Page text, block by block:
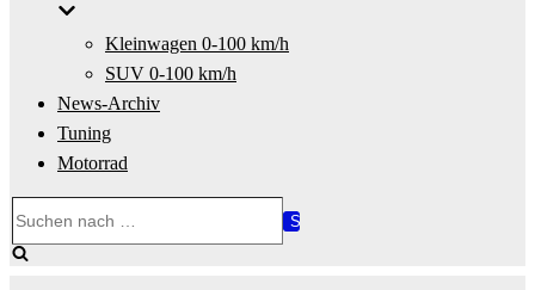
Kleinwagen 0-100 km/h
SUV 0-100 km/h
News-Archiv
Tuning
Motorrad
nach …